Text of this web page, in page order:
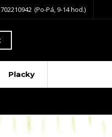
(Po-Pá, 9-14 hod.)
Placky